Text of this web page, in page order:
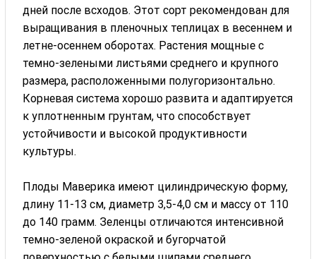
дней после всходов. Этот сорт рекомендован для
выращивания в пленочных теплицах в весеннем и
летне-осеннем оборотах. Растения мощные с
темно-зелеными листьями среднего и крупного
размера, расположенными полугоризонтально.
Корневая система хорошо развита и адаптируется
к уплотненным грунтам, что способствует
устойчивости и высокой продуктивности
культуры.
Плоды Маверика имеют цилиндрическую форму,
длину 11-13 см, диаметр 3,5-4,0 см и массу от 110
до 140 грамм. Зеленцы отличаются интенсивной
темно-зеленой окраской и бугорчатой